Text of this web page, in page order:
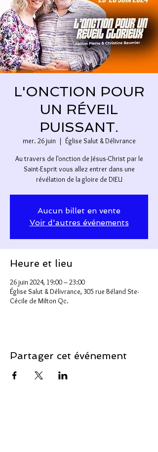
L'ONCTION POUR
UN RÉVEIL
PUISSANT.
mer. 26 juin
  |
Église Salut & Délivrance
Au travers de l'onction de Jésus-Christ par le
Saint-Esprit vous allez entrer dans une
révélation de la gloire de DIEU
Aucun billet en vente
Voir d'autres événements
Heure et lieu
26 juin 2024, 19:00 – 23:00
Église Salut & Délivrance, 305 rue Béland Ste-
Cécile de Milton Qc.
Partager cet événement